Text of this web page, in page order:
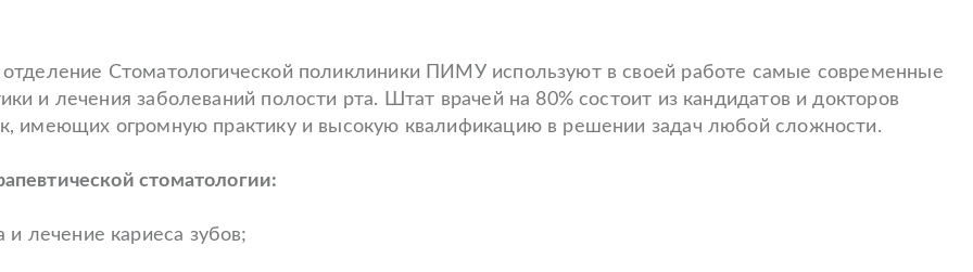
отделение Стоматологической поликлиники ПИМУ используют в своей работе самые современные
и лечения заболеваний полости рта. Штат врачей на 80% состоит из кандидатов и докторов
имеющих огромную практику и высокую квалификацию в решении задач любой сложности.
стоматологии:
и лечение кариеса зубов;